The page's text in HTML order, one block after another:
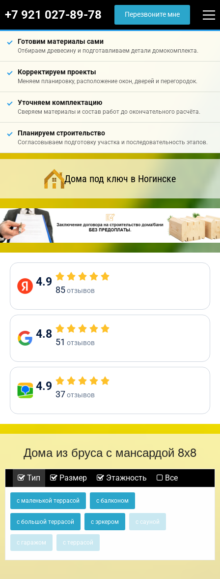
+7 921 027-89-78 Перезвоните мне
Готовим материалы сами
Отбираем древесину и подготавливаем детали домокомплекта.
Корректируем проекты
Меняем планировку, расположение окон, дверей и перегородок.
Уточняем комплектацию
Сверяем материалы и состав работ до окончательного расчёта.
Планируем строительство
Согласовываем подготовку участка и последовательность этапов.
Дома под ключ в Ногинске
4.9
85отзывов
4.8
51 отзывов
4.9
37отзывов
Дома из бруса с мансардой 8х8
Тип Размер Этажность Все
с маленькой террасой с балконом
с большой террасой с эркером с сауной
с гаражом с террасой